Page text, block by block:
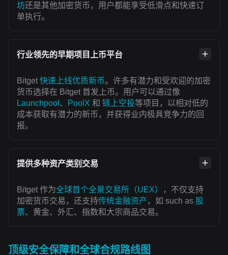
坊还是其他加密货币，用户都能享受低滑点和快速订
单执行。
行业领先的早期项目上币平台
Bitget 快速上线优质新币。许多有潜力和受欢迎的加密
货币选择在 Bitget 首发上币。用户可以通过像
Launchpool 、 PoolX 和 链上空投等项目，以相对低的
成本获取有潜力的新币，并获得业内极具竞争力的回
报。
提供多种资产类别交易
Bitget 作为全球首个全景交易所（UEX）
，不仅支持
加密货币交易，还支持传统金融资产 ，如 such as 股
票、黄金、外汇、指数和大宗商品交易。
顶级安全保障和全球合规路线图